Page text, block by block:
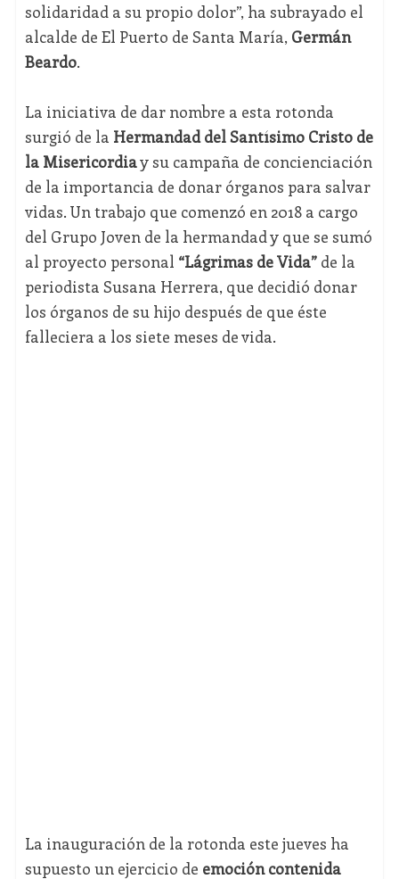
solidaridad a su propio dolor”, ha subrayado el
alcalde de El Puerto de Santa María, Germán
Beardo.
La iniciativa de dar nombre a esta rotonda
surgió de la Hermandad del Santísimo Cristo de
la Misericordiay su campaña de concienciación
de la importancia de donar órganos para salvar
vidas. Un trabajo que comenzó en 2018 a cargo
del Grupo Joven de la hermandad y que se sumó
al proyecto personal “Lágrimas de Vida”de la
periodista Susana Herrera, que decidió donar
los órganos de su hijo después de que éste
falleciera a los siete meses de vida.
La inauguración de la rotonda este jueves ha
supuesto un ejercicio de emoción contenida